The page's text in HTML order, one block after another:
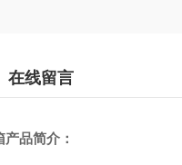
在线留言
品简介：